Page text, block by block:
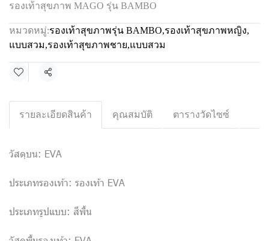
รองเท้าสุขภาพ MAGO รุ่น BAMBO
หมวดหมู่:รองเท้าสุขภาพรุ่น BAMBO,รองเท้าสุขภาพหญิง,
แบบสวม,รองเท้าสุขภาพชาย,แบบสวม
แชร์
รายละเอียดสินค้า คุณสมบัติ ตารางวัดไซซ์
วัสดุบน: EVA
ประเภทรองเท้า: รองเท้า EVA
ประเภทรูปแบบ: สีพื้น